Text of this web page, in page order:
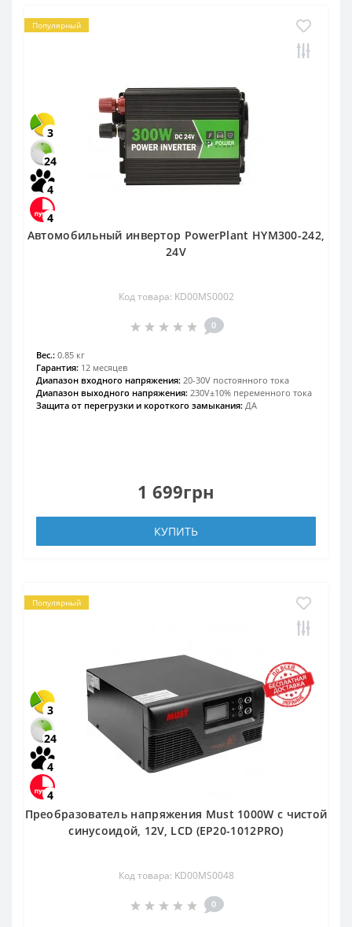
Популярный
3
24
4
4
Автомобильный инвертор PowerPlant HYM300-242,
24V
Код товара: KD00MS0002
0
Вес.: 0.85 кг
Гарантия: 12 месяцев
Диапазон входного напряжения: 20-30V постоянного тока
Диапазон выходного напряжения: 230V±10% переменного тока
Защита от перегрузки и короткого замыкания: ДА
1 699грн
КУПИТЬ
Популярный
3
24
4
4
Преобразователь напряжения Must 1000W с чистой
синусоидой, 12V, LCD (EP20-1012PRO)
Код товара: KD00MS0048
0